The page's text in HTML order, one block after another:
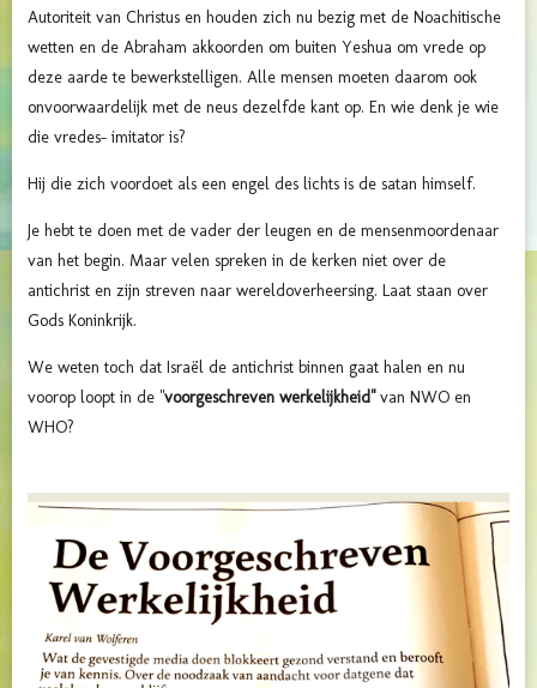
Autoriteit van Christus en houden zich nu bezig met de Noachitische
wetten en de Abraham akkoorden om buiten Yeshua om vrede op
deze aarde te bewerkstelligen. Alle mensen moeten daarom ook
onvoorwaardelijk met de neus dezelfde kant op. En wie denk je wie
die vredes- imitator is?
Hij die zich voordoet als een engel des lichts is de satan himself.
Je hebt te doen met de vader der leugen en de mensenmoordenaar
van het begin. Maar velen spreken in de kerken niet over de
antichrist en zijn streven naar wereldoverheersing. Laat staan over
Gods Koninkrijk.
We weten toch dat Israël de antichrist binnen gaat halen en nu
voorop loopt in de "voorgeschreven werkelijkheid"van NWO en
WHO?